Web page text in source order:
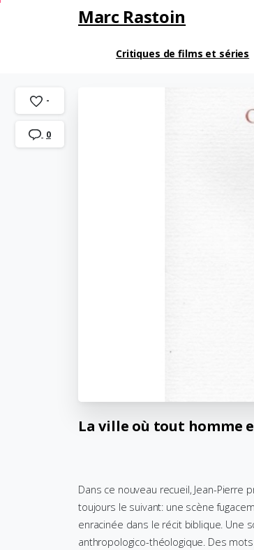
Marc Rastoin
Critiques de films et séries
La ville où tout homme
Dans ce nouveau recueil, Jean-
toujours le suivant: une scène
enracinée dans le récit biblique. Une
anthropologico-théologique. Des
-
0